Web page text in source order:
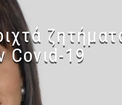
Covιd-19